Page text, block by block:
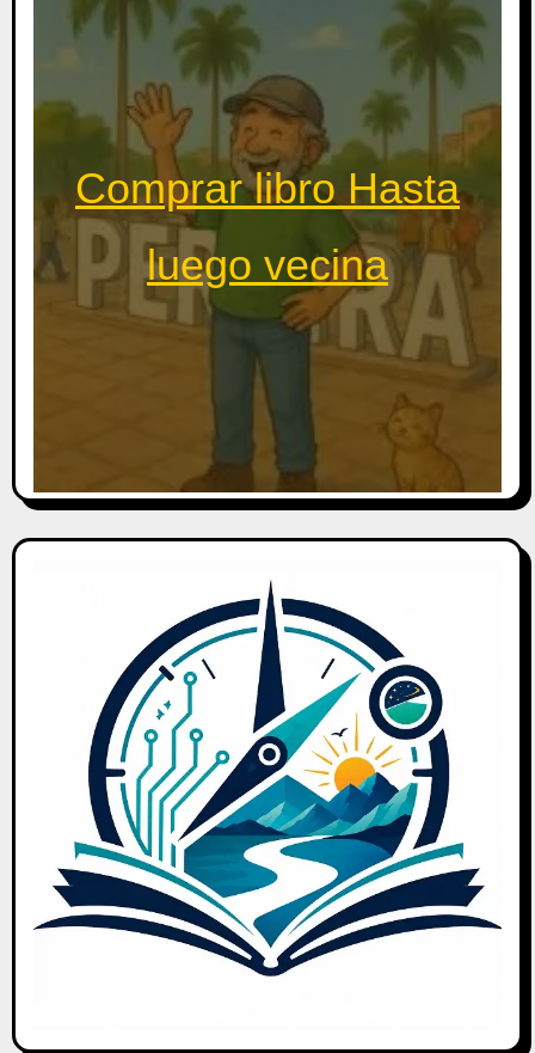
Comprar libro Hasta
luego vecina